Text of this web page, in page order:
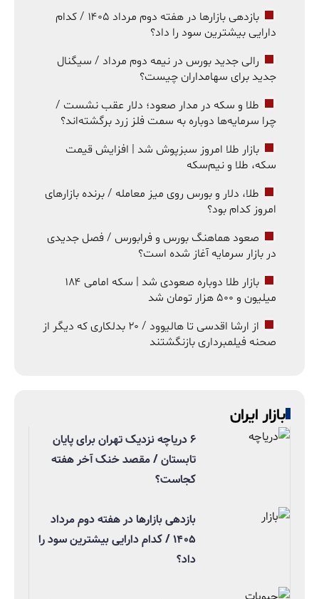
بازدهی بازارها در هفته دوم مرداد ۱۴۰۵ / کدام
دارایی بیشترین سود را داد؟
رالی جدید بورس در نیمه دوم مرداد / سیگنال
جدید برای سهامداران چیست؟
طلا و سکه در مدار صعود؛ دلار عقب نشست /
چرا سرمایه‌ها دوباره به سمت فلز زرد برگشته‌اند؟
بازار طلا امروز سبزپوش شد | افزایش قیمت
سکه، طلا و نیم‌سکه
طلا، دلار و بورس روی میز معامله / برنده بازارهای
امروز کدام بود؟
صعود هماهنگ بورس و فرابورس / فصل جدیدی
در بازار سرمایه آغاز شده است؟
بازار طلا دوباره صعودی شد | سکه امامی ۱۸۴
میلیون و ۵۰۰ هزار تومان شد
از ارشا اقدسی تا هالیوود / ۲۰ بدلکاری که دیگر از
صحنه فیلمبرداری بازنگشتند
بازار ایران
۶ دریاچه نزدیک تهران برای پایان
تابستان / مقصد خنک آخر هفته
کجاست؟
بازدهی بازارها در هفته دوم مرداد
۱۴۰۵ / کدام دارایی بیشترین سود را
داد؟